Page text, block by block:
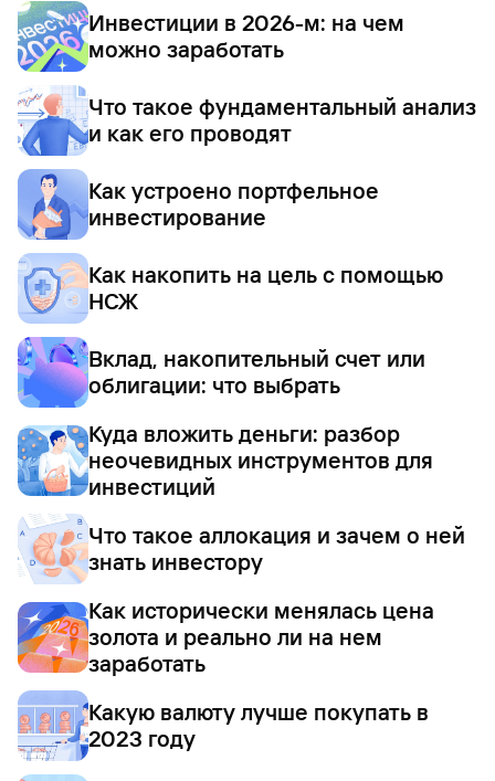
Инвестиции в 2026-м: на чем
можно заработать
Что такое фундаментальный анализ
и как его проводят
Как устроено портфельное
инвестирование
Как накопить на цель с помощью
НСЖ
Вклад, накопительный счет или
облигации: что выбрать
Куда вложить деньги: разбор
неочевидных инструментов для
инвестиций
Что такое аллокация и зачем о ней
знать инвестору
Как исторически менялась цена
золота и реально ли на нем
заработать
Какую валюту лучше покупать в
2023 году